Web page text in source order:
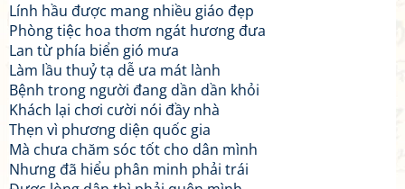
Lính hầu được mang nhiều giáo đẹp
Phòng tiệc hoa thơm ngát hương đưa
Lan từ phía biển gió mưa
Làm lầu thuỷ tạ dễ ưa mát lành
Bệnh trong người đang dần dần khỏi
Khách lại chơi cười nói đầy nhà
Thẹn vì phương diện quốc gia
Mà chưa chăm sóc tốt cho dân mình
Nhưng đã hiểu phân minh phải trái